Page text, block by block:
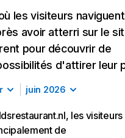
les visiteurs naviguent
avoir atterri sur le
pour découvrir de
d'attirer leur
juin 2026
les visiteurs
de